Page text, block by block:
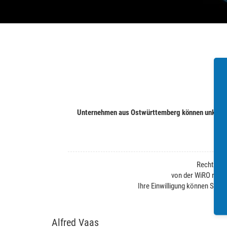
Unternehmen aus Ostwürttemberg können
von der WiRO
Ihre Einwilligung können Sie
Alfred Vaas